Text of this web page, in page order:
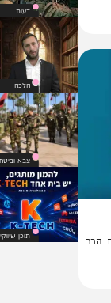
דעות
הלכה
צבא וביטחון